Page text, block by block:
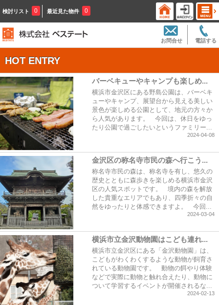
検討リスト 0 最近見た物件 0
電話する
お問合せ
HOT ENTRY
バーベキューやキャンプも楽しめ...
横浜市金沢区にある野島公園は、バーベキ
ューやキャンプ、展望台から見える美しい
景色が楽しめる公園として、地元の方々か
ら人気があります。 今回は、休日をゆっ
たり公園で過ごしたいというファミリー...
2024-04-08
金沢区の称名寺市民の森へ行こう...
称名寺市民の森は、称名寺を有し、悠久の
歴史とともに森歩きを楽しめる横浜市金沢
区の人気スポットです。 境内の森を解放
した貴重なエリアでもあり、四季折々の自
然をゆったりと体感できますよ。 今回...
2024-03-04
横浜市立金沢動物園はこども連れ...
横浜市立金沢区にある「金沢動物園」は、
こどもがわくわくするような動物が飼育さ
れている動物園です。 動物の餌やり体験
などで実際に動物と触れ合えたり、動物に
ついて学習するイベントが開催されるな...
2024-02-13